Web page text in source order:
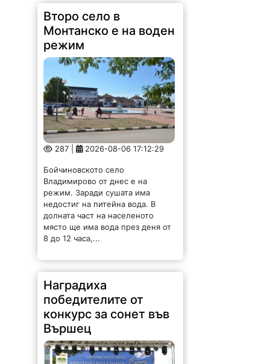
Второ село в
Монтанско е на воден
режим
Владимирово от днес е на
режим. Заради сушата има
недостиг на питейна вода. В
долната част на населеното
място ще има вода през деня от
8 до 12 часа,...
Наградиха
победителите от
конкурс за сонет във
Вършец